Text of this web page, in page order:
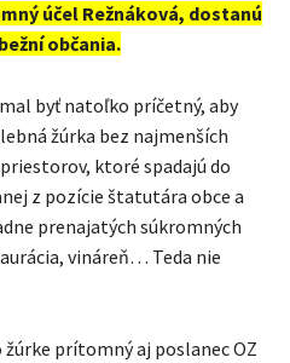
účel Režnáková, dostanú
občania.
byť natoľko príčetný, aby
žúrka bez najmenších
ktoré spadajú do
z pozície štatutára obce a
prenajatých súkromných
vináreň… Teda nie
prítomný aj poslanec OZ